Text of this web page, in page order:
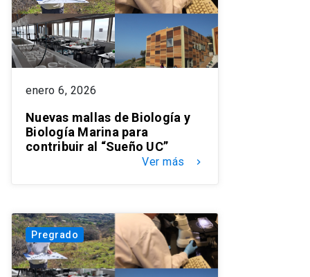
enero 6, 2026
Nuevas mallas de Biología y
Biología Marina para
contribuir al “Sueño UC”
Ver más keyboard_arrow_right
Pregrado